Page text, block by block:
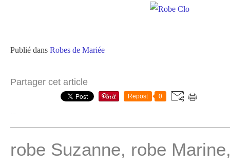
Publié dans Robes de Mariée
Partager cet article
Repost 0
robe Suzanne, robe